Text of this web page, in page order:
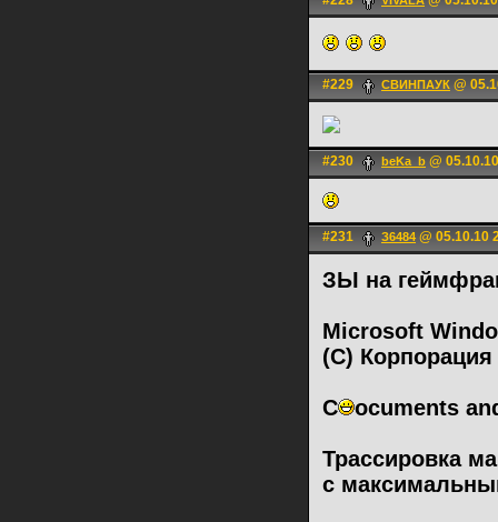
#229 СВИНПАУК @
#230 beKa_b @
#231 З6484 @ 05.10.10
ЗЫ на
Microsoft
(С)
C ocuments
Трассировка
с